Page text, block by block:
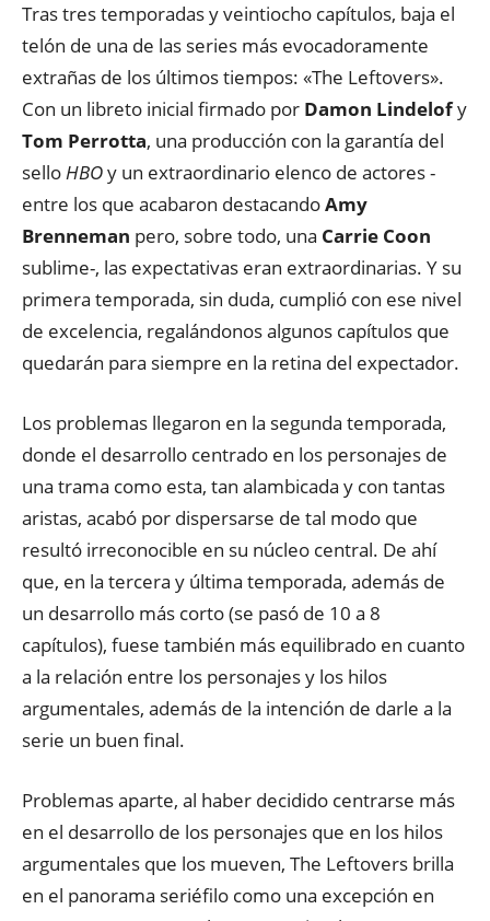
Tras tres temporadas y veintiocho capítulos, baja el
telón de una de las series más evocadoramente
extrañas de los últimos tiempos: «The Leftovers».
Con un libreto inicial firmado por Damon Lindelofy
Tom Perrotta, una producción con la garantía del
selloHBOy un extraordinario elenco de actores -
entre los que acabaron destacandoAmy
Brenneman pero, sobre todo, una Carrie Coon
sublime-, las expectativas eran extraordinarias. Y su
primera temporada, sin duda, cumplió con ese nivel
de excelencia, regalándonos algunos capítulos que
quedarán para siempre en la retina del expectador.
Los problemas llegaron en la segunda temporada,
donde el desarrollo centrado en los personajes de
una trama como esta, tan alambicada y con tantas
aristas, acabó por dispersarse de tal modo que
resultó irreconocible en su núcleo central. De ahí
que, en la tercera y última temporada, además de
un desarrollo más corto (se pasó de 10 a 8
capítulos), fuese también más equilibrado en cuanto
a la relación entre los personajes y los hilos
argumentales, además de la intención de darle a la
serie un buen final.
Problemas aparte, al haber decidido centrarse más
en el desarrollo de los personajes que en los hilos
argumentales que los mueven, The Leftovers brilla
en el panorama seriéfilo como una excepción en